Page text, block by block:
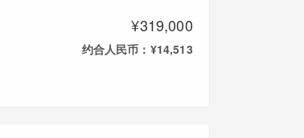
¥319,000
约合人民币：¥14,513